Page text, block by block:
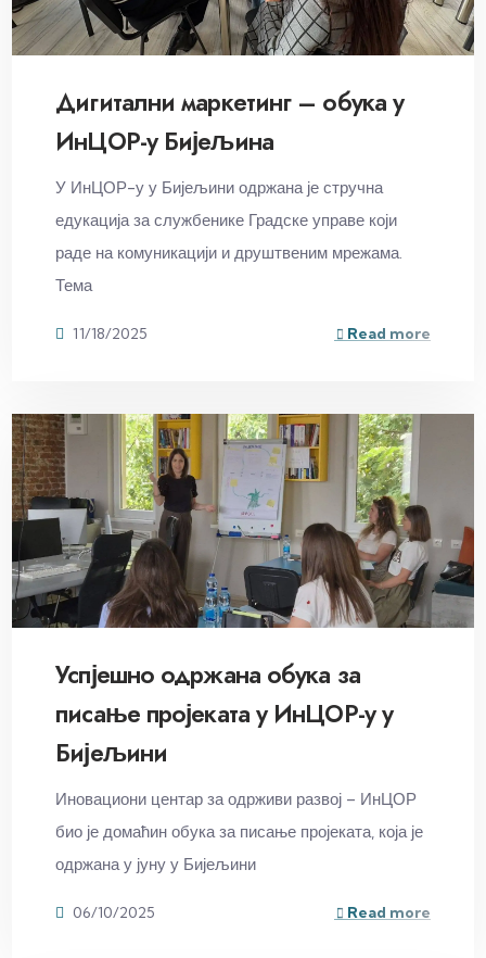
Дигитални маркетинг – обука у
ИнЦОР-у Бијељина
У ИнЦОР-у у Бијељини одржана је стручна
едукација за службенике Градске управе који
раде на комуникацији и друштвеним мрежама.
Тема
11/18/2025 Read more
Успјешно одржана обука за
писање пројеката у ИнЦОР-у у
Бијељини
Иновациони центар за одрживи развој – ИнЦОР
био је домаћин обука за писање пројеката, која је
одржана у јуну у Бијељини
06/10/2025 Read more